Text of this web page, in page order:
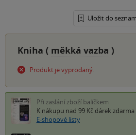
Uložit do
Kniha ( měkká vazba )
Produkt je vyprodaný.
Při zaslání zboží balíčkem
K nákupu nad 99 Kč dárek zdarma
E-shopové listy